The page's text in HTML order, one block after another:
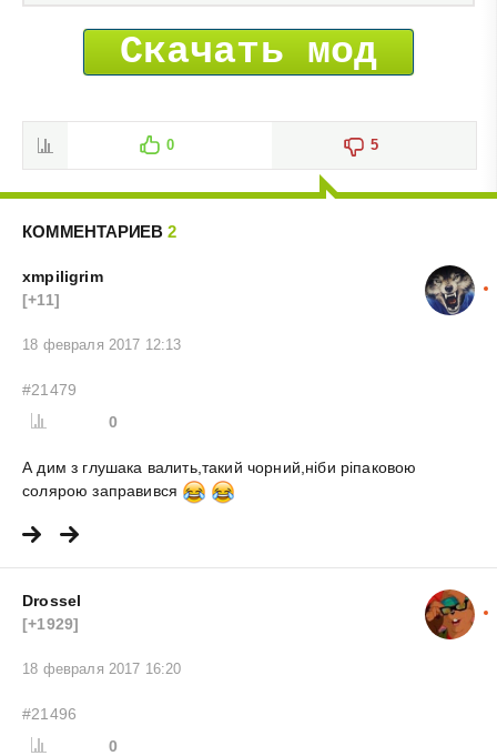
Скачать мод
0 5
КОММЕНТАРИЕВ 2
xmpiligrim
[+11]
18 февраля 2017 12:13
#21479
0
А дим з глушака валить,такий чорний,ніби ріпаковою
солярою заправився
Drossel
[+1929]
18 февраля 2017 16:20
#21496
0